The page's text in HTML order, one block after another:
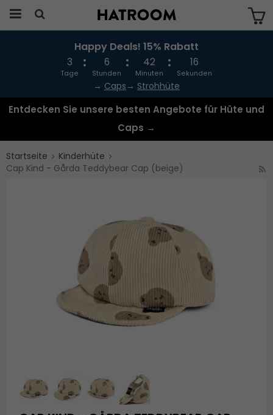
Das Produkt wurde in Ihren Warenkorb
gelegt
Happy Deals! 15% Rabatt
3
Tage
6
Stunden
42
Minuten
16
Sekunden
→ Caps → Strohhüte
Entdecken Sie unsere besten Angebote für Hüte und
Caps →
Startseite
Kinderhüte
Cap Kind - Gårda Teddybear Cap (beige)